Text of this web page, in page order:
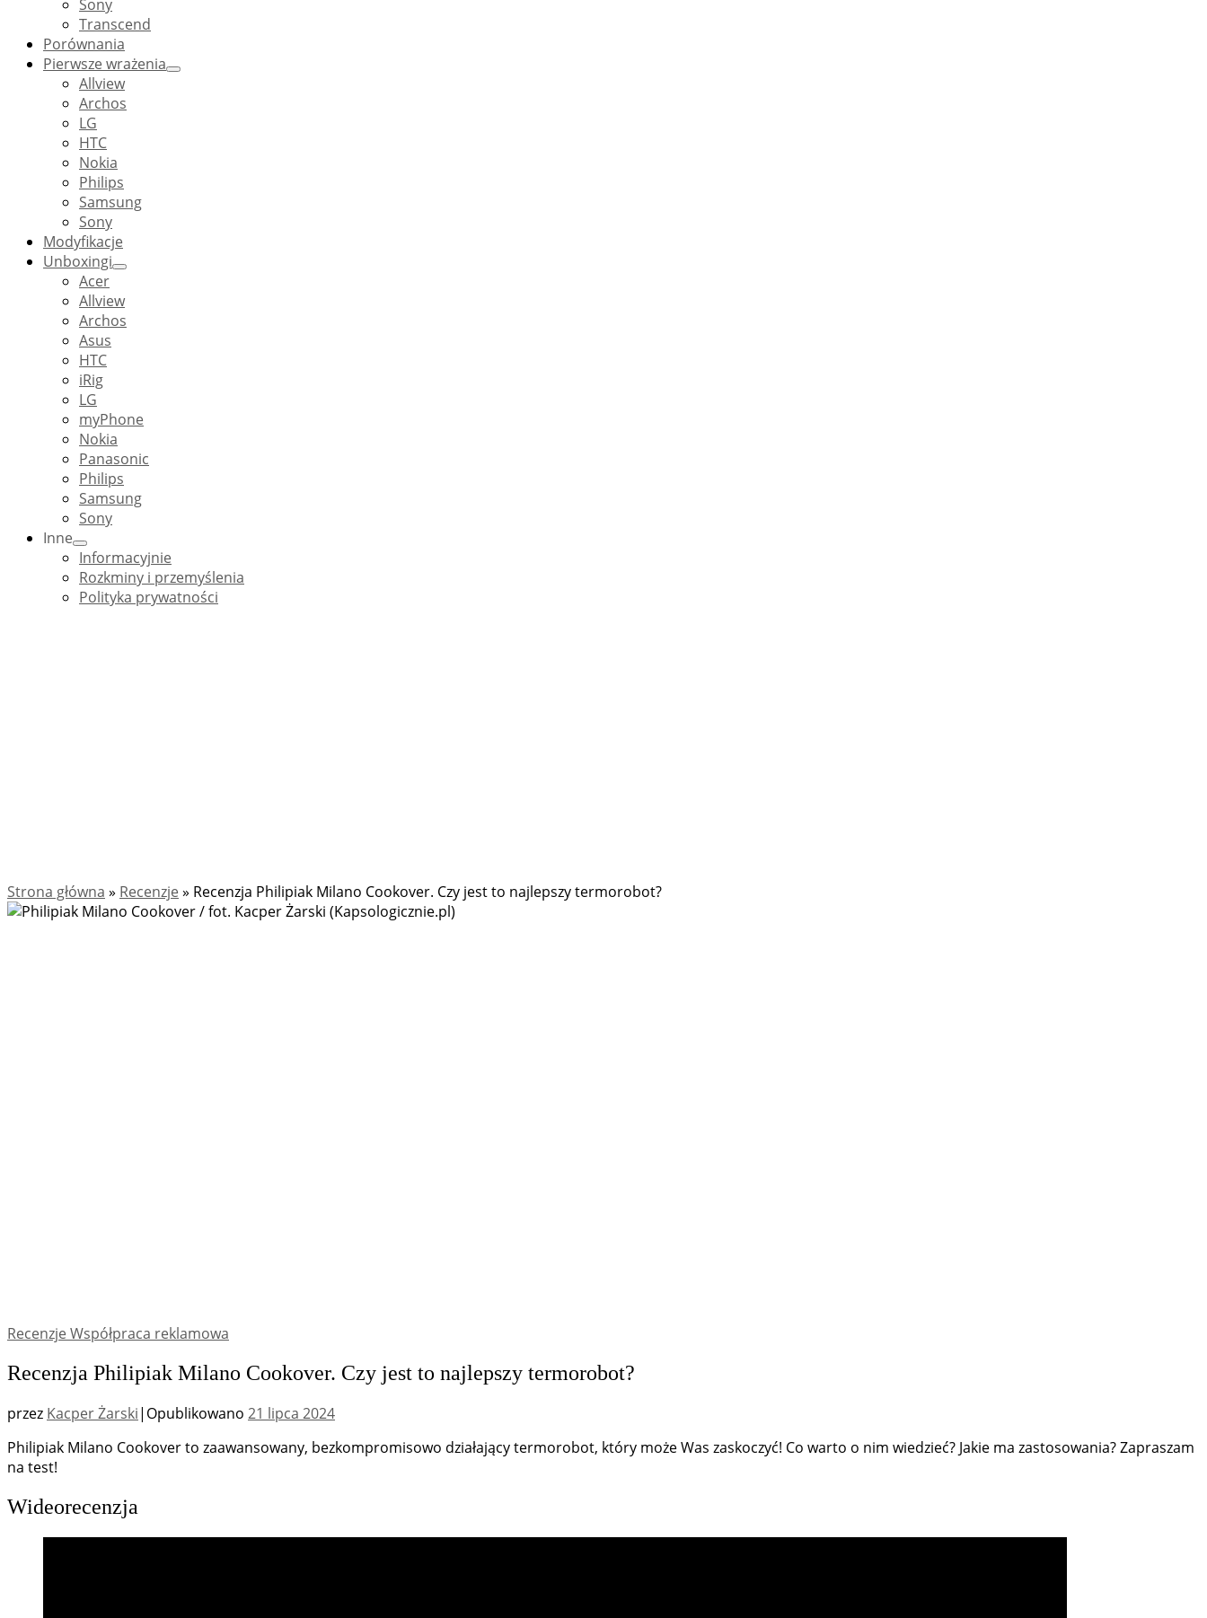
Sony
Transcend
Porównania
Pierwsze wrażenia
Allview
Archos
LG
HTC
Nokia
Philips
Samsung
Sony
Modyfikacje
Unboxingi
Acer
Allview
Archos
Asus
HTC
iRig
LG
myPhone
Nokia
Panasonic
Philips
Samsung
Sony
Inne
Informacyjnie
Rozkminy i przemyślenia
Polityka prywatności
Strona główna » Recenzje » Recenzja Philipiak Milano Cookover. Czy jest to najlepszy termorobot?
Recenzje Współpraca reklamowa
Recenzja Philipiak Milano Cookover. Czy jest to najlepszy termorobot?
przez Kacper Żarski| Opublikowano 21 lipca 2024
Philipiak Milano Cookover to zaawansowany, bezkompromisowo działający termorobot, który może Was zaskoczyć! Co warto o nim wiedzieć? Jakie ma zastosowania? Zapraszam
na test!
Wideorecenzja